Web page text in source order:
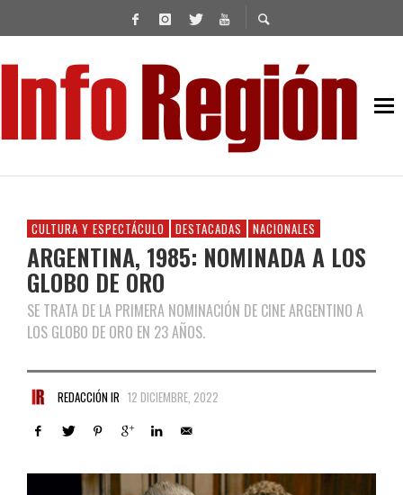
CULTURA Y ESPECTÁCULO DESTACADAS NACIONALES
ARGENTINA, 1985: NOMINADA A LOS
GLOBO DE ORO
SE TRATA DE LA PRIMERA NOMINACIÓN DE CINE ARGENTINO A
LOS GLOBO DE ORO EN 23 AÑOS.
REDACCIÓN IR 12 DICIEMBRE, 2022